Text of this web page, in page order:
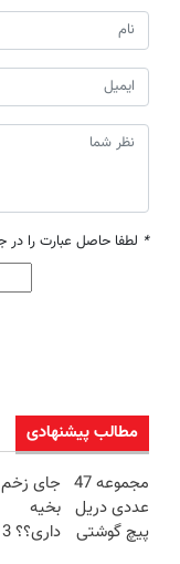
* لطفا حاصل عبارت را در
مطالب پیشنهادی
مجموعه 47
عددی دریل
پیچ گوشتی
جای
بخیه
داری؟؟ 3